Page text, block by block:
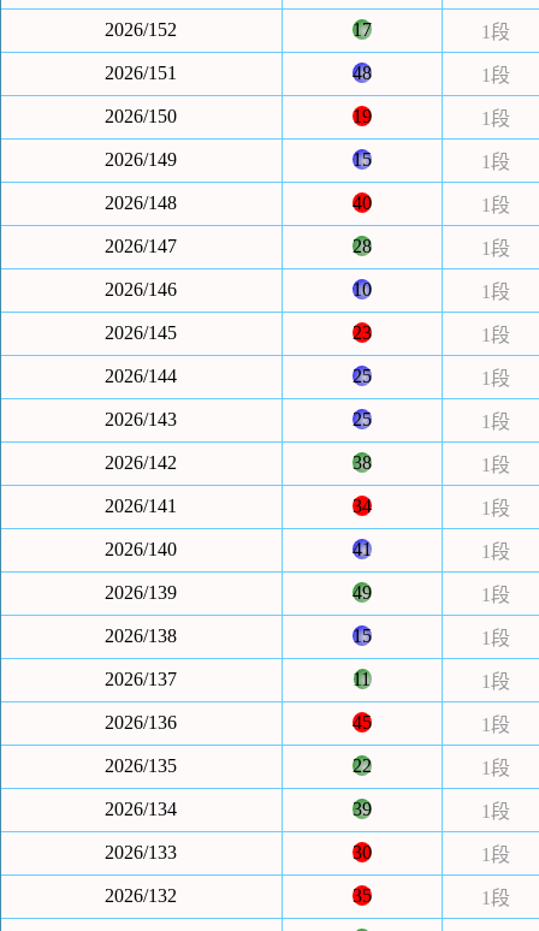
2026/152
17
1段
2026/151
48
1段
2026/150
19
1段
2026/149
15
1段
2026/148
40
1段
2026/147
28
1段
2026/146
10
1段
2026/145
23
1段
2026/144
25
1段
2026/143
25
1段
2026/142
38
1段
2026/141
34
1段
2026/140
41
1段
2026/139
49
1段
2026/138
15
1段
2026/137
11
1段
2026/136
45
1段
2026/135
22
1段
2026/134
39
1段
2026/133
30
1段
2026/132
35
1段